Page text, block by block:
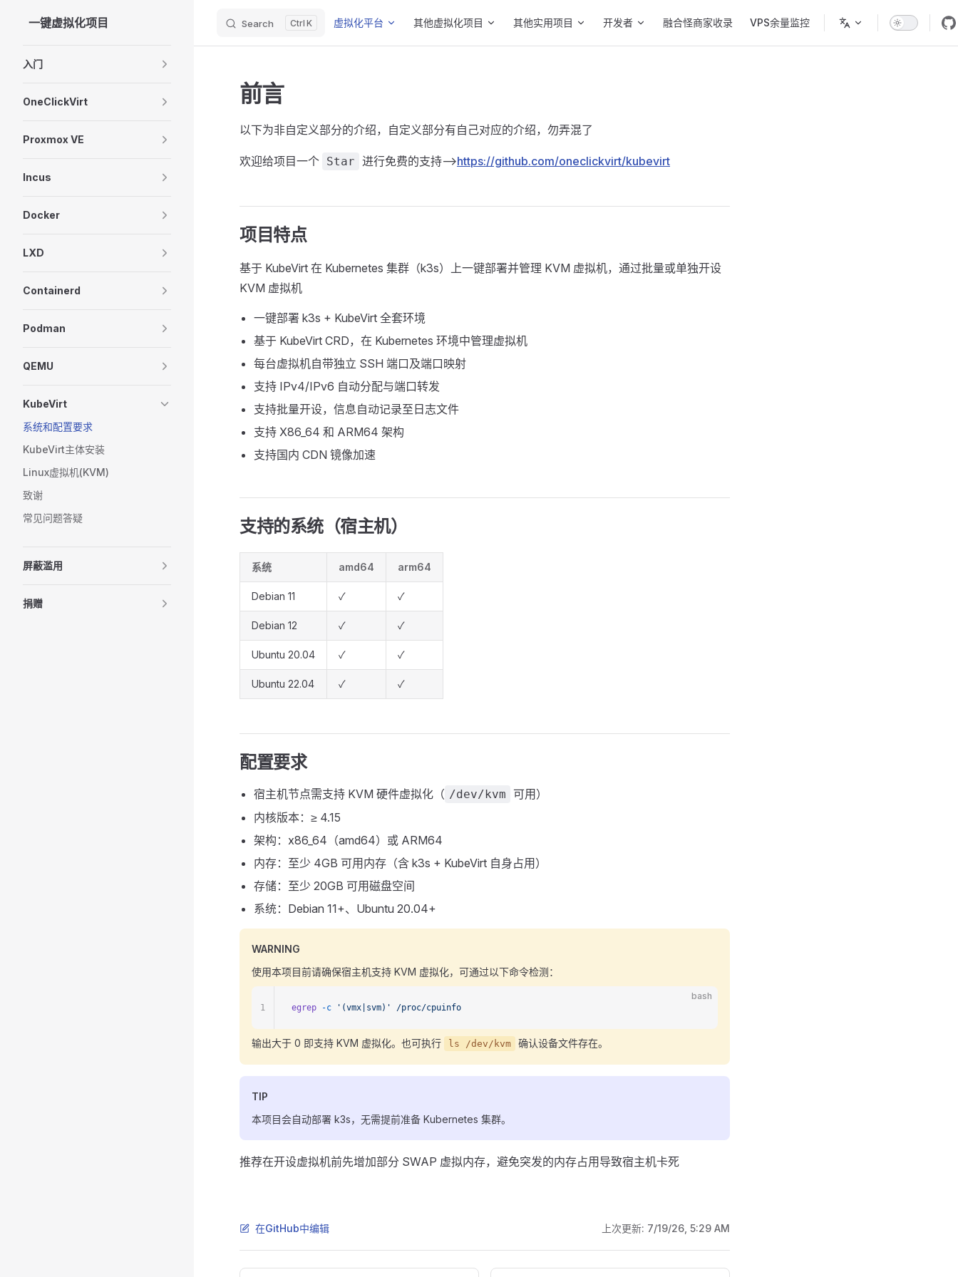
Skip to content
一键虚拟化项目 Search K 虚拟化平台 其他虚拟化项目 其他实用项目 开发者 融合怪商家收录 VPS余量监控
入门
OneClickVirt
Proxmox VE
Incus
Docker
LXD
Containerd
Podman
QEMU
KubeVirt
系统和配置要求
KubeVirt主体安装
Linux虚拟机(KVM)
致谢
常见问题答疑
屏蔽滥用
捐赠
前言
以下为非自定义部分的介绍，自定义部分有自己对应的介绍，勿弄混了
欢迎给项目一个 Star 进行免费的支持-->https://github.com/oneclickvirt/kubevirt
项目特点
基于 KubeVirt 在 Kubernetes 集群（k3s）上一键部署并管理 KVM 虚拟机，通过批量或单独开设
KVM 虚拟机
一键部署 k3s + KubeVirt 全套环境
基于 KubeVirt CRD，在 Kubernetes 环境中管理虚拟机
每台虚拟机自带独立 SSH 端口及端口映射
支持 IPv4/IPv6 自动分配与端口转发
支持批量开设，信息自动记录至日志文件
支持 X86_64 和 ARM64 架构
支持国内 CDN 镜像加速
支持的系统（宿主机）
系统 amd64 arm64
Debian 11 ✓ ✓
Debian 12 ✓ ✓
Ubuntu 20.04 ✓ ✓
Ubuntu 22.04 ✓ ✓
配置要求
宿主机节点需支持 KVM 硬件虚拟化（ /dev/kvm
可用）
内核版本：≥ 4.15
架构：x86_64（amd64）或 ARM64
内存：至少 4GB 可用内存（含 k3s + KubeVirt 自身占用）
存储：至少 20GB 可用磁盘空间
系统：Debian 11+、Ubuntu 20.04+
WARNING
使用本项目前请确保宿主机支持 KVM 虚拟化，可通过以下命令检测：
bash
egrep -c '(vmx|svm)' /proc/cpuinfo
1
输出大于 0 即支持 KVM 虚拟化。也可执行 ls /dev/kvm 确认设备文件存在。
TIP
本项目会自动部署 k3s，无需提前准备 Kubernetes 集群。
推荐在开设虚拟机前先增加部分 SWAP 虚拟内存，避免突发的内存占用导致宿主机卡死
在GitHub中编辑 上次更新: 7/19/26, 5:29 AM